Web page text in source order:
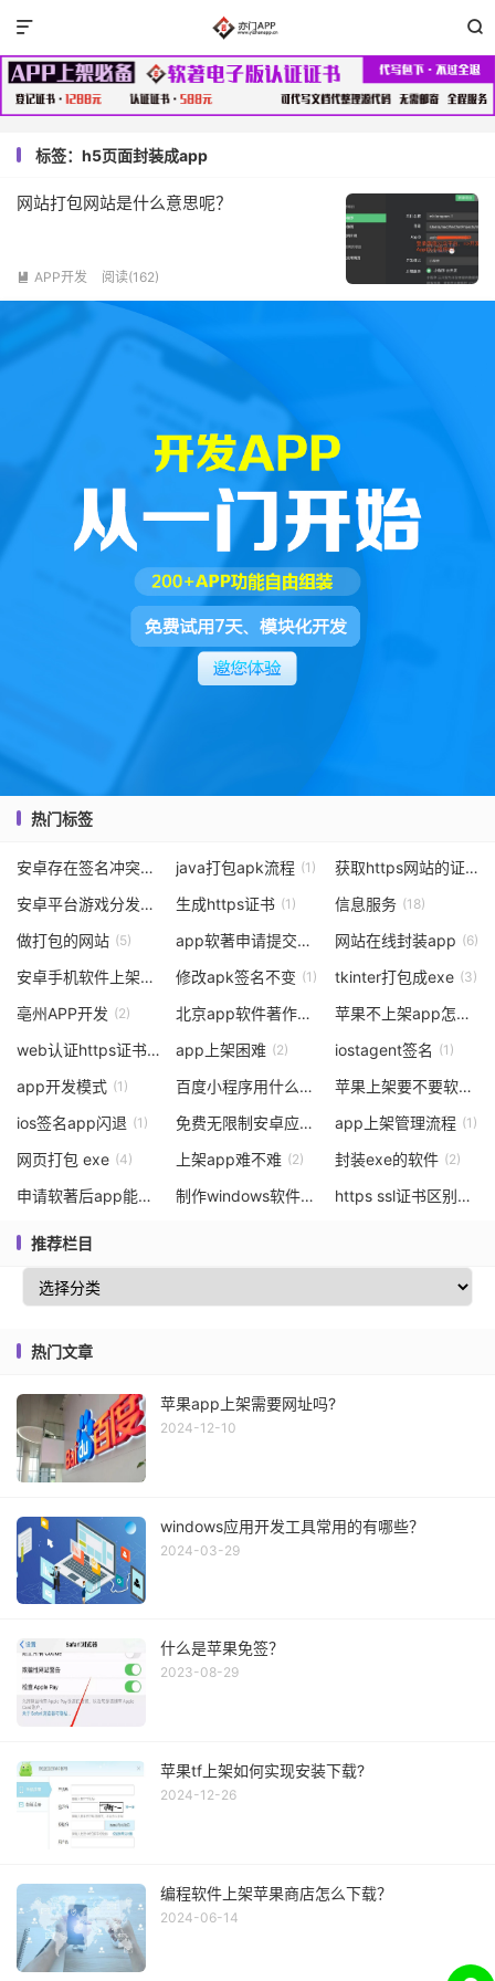


标签：h5页面封装成app
网站打包网站是什么意思呢？
 APP开发 阅读(162)
热门标签
安卓存在签名冲突 java打包apk流程 (1) 获取https网站的证书
安卓平台游戏分发 生成https证书 (1) 信息服务 (18)
做打包的网站 (5) app软著申请提交代码有要求 (2)
网站在线封装app (6)
安卓手机软件上架赚钱 (2)
修改apk签名不变 (1) tkinter打包成exe (3)
亳州APP开发 (2) 北京app软件著作权怎么申请 (1)
苹果不上架app怎么安装
web认证https证书咨询
(1)
app上架困难 (2) iostagent签名 (1)
app开发模式 (1) 百度小程序用什么语言开发 (1)
苹果上架要不要软件著作权
ios签名app闪退 (1) 免费无限制安卓应用分发软件 (3)
app上架管理流程 (1)
网页打包 exe (4) 上架app难不难 (2) 封装exe的软件 (2)
申请软著后app能改吗 (1) 制作windows软件 https ssl证书区别
推荐栏目
热门文章
苹果app上架需要网址吗?
2024-12-10
windows应用开发工具常用的有哪些？
2024-03-29
什么是苹果免签？
2023-08-29
苹果tf上架如何实现安装下载?
2024-12-26
编程软件上架苹果商店怎么下载？
2024-06-14